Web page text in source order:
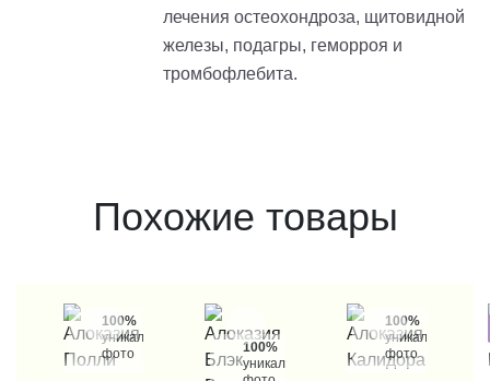
лечения остеохондроза, щитовидной
железы, подагры, геморроя и
тромбофлебита.
Похожие товары
100%
уникальные
фото
100%
уникальные
100%
уникальные
фото